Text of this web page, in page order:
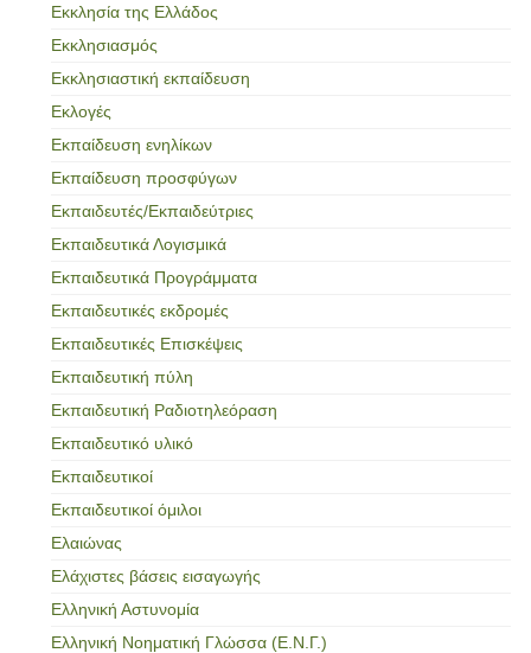
Εκκλησία της Ελλάδος
Εκκλησιασμός
Εκκλησιαστική εκπαίδευση
Εκλογές
Εκπαίδευση ενηλίκων
Εκπαίδευση προσφύγων
Εκπαιδευτές/Εκπαιδεύτριες
Εκπαιδευτικά Λογισμικά
Εκπαιδευτικά Προγράμματα
Εκπαιδευτικές εκδρομές
Εκπαιδευτικές Επισκέψεις
Εκπαιδευτική πύλη
Εκπαιδευτική Ραδιοτηλεόραση
Εκπαιδευτικό υλικό
Εκπαιδευτικοί
Εκπαιδευτικοί όμιλοι
Ελαιώνας
Ελάχιστες βάσεις εισαγωγής
Ελληνική Αστυνομία
Ελληνική Νοηματική Γλώσσα (Ε.Ν.Γ.)